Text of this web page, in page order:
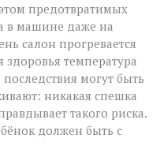
предотвратимых
в машине даже на
салон прогревается
здоровья температура
могут быть
никакая спешка
такого риска.
должен быть с